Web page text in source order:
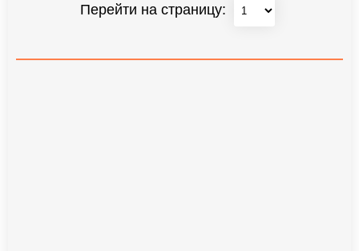
Перейти на страницу: